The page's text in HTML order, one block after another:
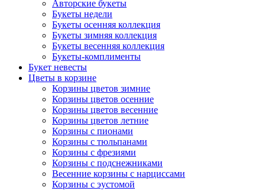
Авторские букеты
Букеты недели
Букеты осенняя коллекция
Букеты зимняя коллекция
Букеты весенняя коллекция
Букеты-комплименты
Букет невесты
Цветы в корзине
Корзины цветов зимние
Корзины цветов осенние
Корзины цветов весенние
Корзины цветов летние
Корзины с пионами
Корзины с тюльпанами
Корзины с фрезиями
Корзины с подснежниками
Весенние корзины с нарциссами
Корзины с эустомой